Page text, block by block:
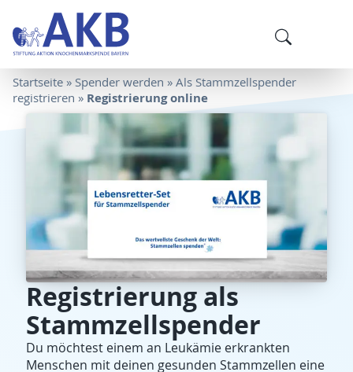
Startseite » Spender werden »Als Stammzellspender
registrieren » Registrierung online
Registrierung als
Stammzellspender
Du möchtest einem an Leukämie erkrankten
Menschen mit deinen gesunden Stammzellen eine